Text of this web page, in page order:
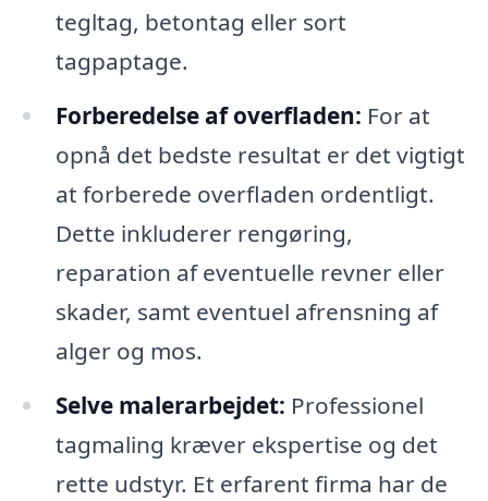
tegltag, betontag eller sort
tagpaptage.
Forberedelse af overfladen: For at
opnå det bedste resultat er det vigtigt
at forberede overfladen ordentligt.
Dette inkluderer rengøring,
reparation af eventuelle revner eller
skader, samt eventuel afrensning af
alger og mos.
Selve malerarbejdet: Professionel
tagmaling kræver ekspertise og det
rette udstyr. Et erfarent firma har de